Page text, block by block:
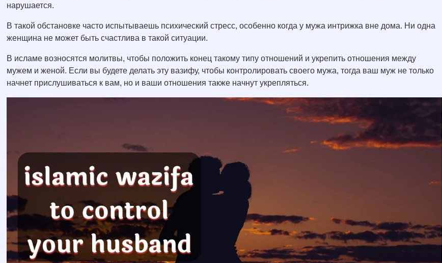
нарушается.
В такой обстановке часто испытываешь психический стресс, особенно когда у мужа интрижка вне дома. Ни одна
женщина не может быть счастлива в такой ситуации.
В исламе возносятся молитвы, чтобы положить конец такому типу отношений и укрепить отношения между
мужем и женой. Если вы будете делать эту вазифу, чтобы контролировать своего мужа, тогда ваш муж не только
начнет прислушиваться к вам, но и ваши отношения также начнут укрепляться.